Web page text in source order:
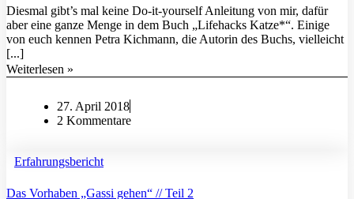
Diesmal gibt’s mal keine Do-it-yourself Anleitung von mir, dafür
aber eine ganze Menge in dem Buch „Lifehacks Katze*“. Einige
von euch kennen Petra Kichmann, die Autorin des Buchs, vielleicht
[...]
Weiterlesen »
27. April 2018
2 Kommentare
Erfahrungsbericht
Das Vorhaben „Gassi gehen“ // Teil 2